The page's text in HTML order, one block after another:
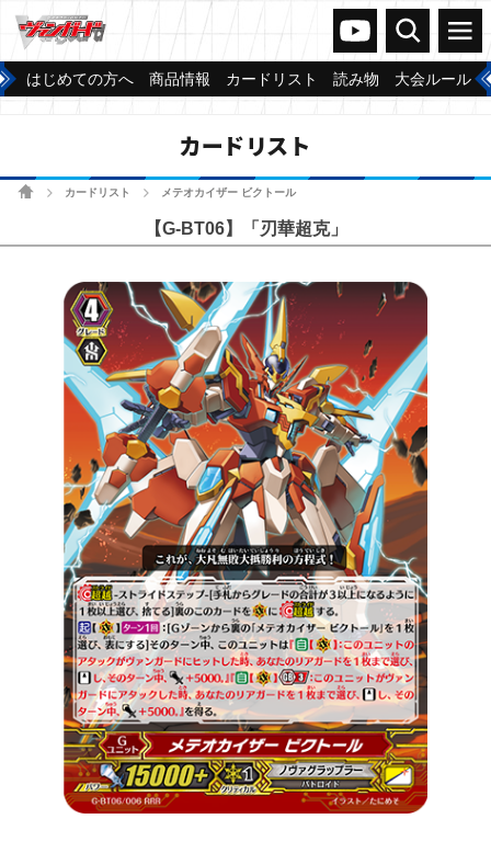
ヴァンガードch
検索 メニュー
はじめての方へ 商品情報 カードリスト 読み物 大会ルール
カードリスト
ホームカードリスト メテオカイザー ビクトール
【G-BT06】「刃華超克」